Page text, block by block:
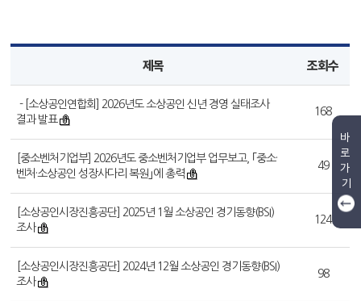
제목 조회수
- [소상공인연합회] 2026년도 소상공인 신년 경영 실태조사
결과 발표
168
[중소벤처기업부] 2026년도 중소벤처기업부 업무보고, ｢중소·
벤처·소상공인 성장사다리 복원｣에 총력
49
[소상공인시장진흥공단] 2025년 1월 소상공인 경기동향(BSI)
조사
124
[소상공인시장진흥공단] 2024년 12월 소상공인 경기동향(BSI)
조사
98
바
로
가
기